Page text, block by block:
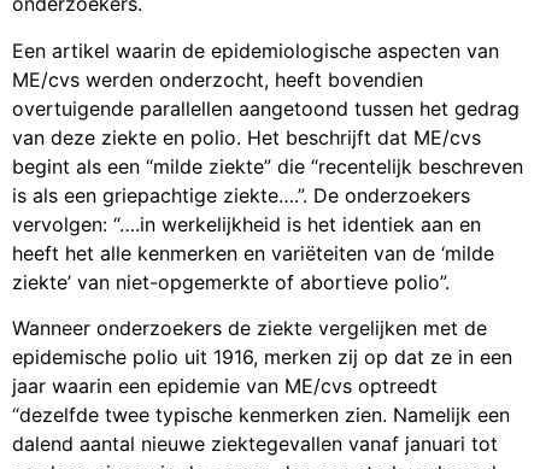
ME/cvs werden onderzocht, heeft bovendien
overtuigende parallellen aangetoond tussen het gedrag
van deze ziekte en polio. Het beschrijft dat ME/cvs
begint als een “milde ziekte” die “recentelijk beschreven
is als een griepachtige ziekte….”. De onderzoekers
vervolgen: “….in werkelijkheid is het identiek aan en
heeft het alle kenmerken en variëteiten van de ‘milde
ziekte’ van niet-opgemerkte of abortieve polio”.
epidemische polio uit 1916, merken zij op dat ze in een
jaar waarin een epidemie van ME/cvs optreedt
“dezelfde twee typische kenmerken zien. Namelijk een
dalend aantal nieuwe ziektegevallen vanaf januari tot
een laag niveau in de zomer, dan een sterk verhoogd